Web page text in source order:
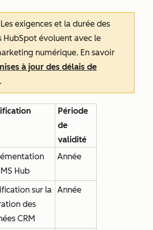
Les exigences et la durée des
HubSpot évoluent avec le
numérique. En savoir
à jour des délais de
.
Période
de
validité
Hub
Année
sur la
des
CRM
Année